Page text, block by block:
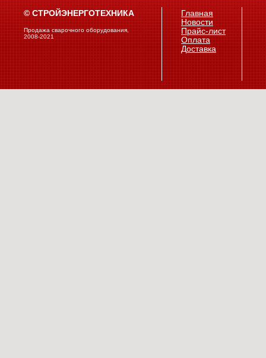
© СТРОЙЭНЕРГОТЕХНИКА
Продажа сварочного оборудования,
2008-2021
Главная
Новости
Прайс-лист
Оплата
Доставка